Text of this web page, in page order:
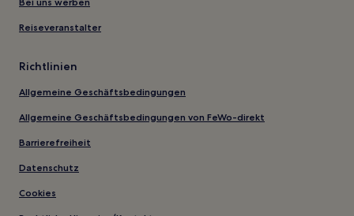
Reiseveranstalter
Richtlinien
Allgemeine Geschäftsbedingungen
Allgemeine Geschäftsbedingungen von FeWo-direkt
Barrierefreiheit
Datenschutz
Cookies